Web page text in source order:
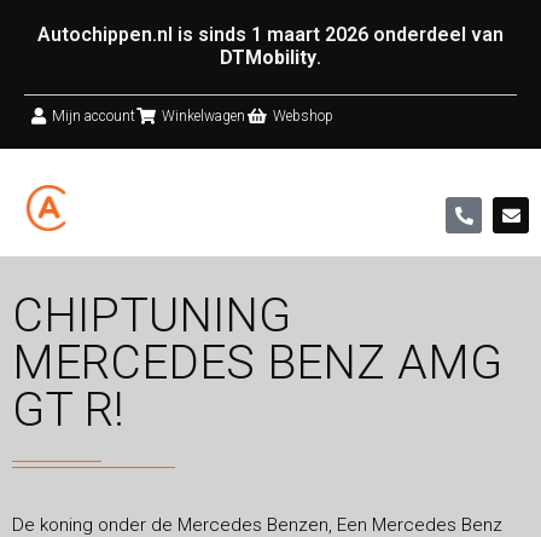
Autochippen.nl is sinds 1 maart 2026 onderdeel van
DTMobility.
Mijn account Winkelwagen Webshop
CHIPTUNING
MERCEDES BENZ AMG
GT R!
De koning onder de Mercedes Benzen, Een Mercedes Benz